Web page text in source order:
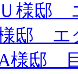
様邸
邸 エ
様邸